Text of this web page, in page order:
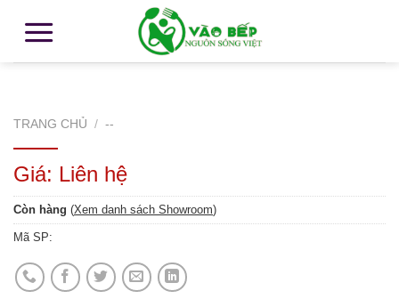
TRANG CHỦ / --
Giá: Liên hệ
Còn hàng (Xem danh sách Showroom)
Mã SP: